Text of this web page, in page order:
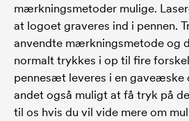
mærkningsmetoder mulige.
at logoet graveres ind i pennen.
anvendte mærkningsmetode og
normalt trykkes i op til fire
pennesæt leveres i en gaveæske
andet også muligt at få tryk på
til os hvis du vil vide mere om